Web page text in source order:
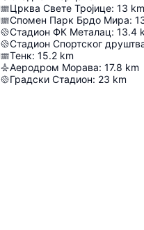
Црква Свете Тројице: 13 km
Спомен Парк Брдо Мира:
Стадион ФК Металац: 13.4
Стадион Спортског
Тенк: 15.2 km
Аеродром Морава: 17.8 km
Градски Стадион: 23 km